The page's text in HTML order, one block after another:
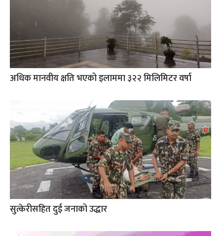
अधिक मानवीय क्षति भएको इलाममा ३२२ मिलिमिटर वर्षा
सुत्केरीसहित दुई जनाको उद्धार